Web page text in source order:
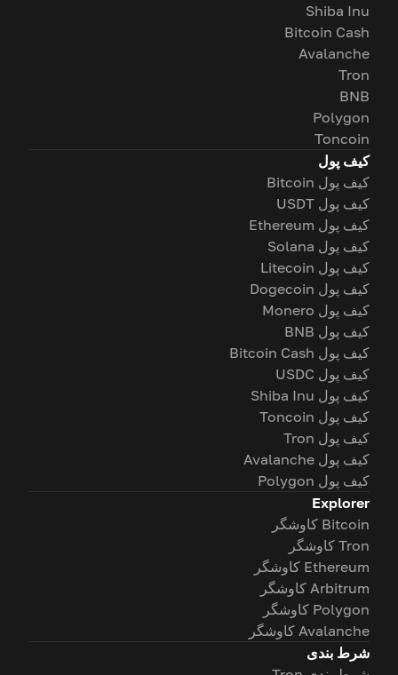
Shiba Inu
Bitcoin Cash
Avalanche
Tron
BNB
Polygon
Toncoin
کیف پول
کیف پول Bitcoin
کیف پول USDT
کیف پول Ethereum
کیف پول Solana
کیف پول Litecoin
کیف پول Dogecoin
کیف پول Monero
کیف پول BNB
کیف پول Bitcoin Cash
کیف پول USDC
کیف پول Shiba Inu
کیف پول Toncoin
کیف پول Tron
کیف پول Avalanche
کیف پول Polygon
Explorer
Bitcoin کاوشگر
Tron کاوشگر
Ethereum کاوشگر
Arbitrum کاوشگر
Polygon کاوشگر
Avalanche کاوشگر
شرط بندی